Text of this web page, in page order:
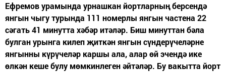
Ефремов урамында урнашкан йортларның берсендә
янгын чыгу турында 111 номерлы янгын частена 22
сәгать 41 минутта хәбәр итәләр. Биш минуттан бәла
булган урынга килеп җиткән янгын сүндерүчеләрне
янгынны күрүчеләр каршы ала, алар өй эчендә ике
өлкән кеше булу мөмкинлеген әйтәләр. Бу вакытта йорт